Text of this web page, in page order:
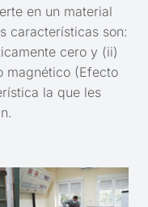
en un material
características son:
cero y (ii)
magnético (Efecto
la que les